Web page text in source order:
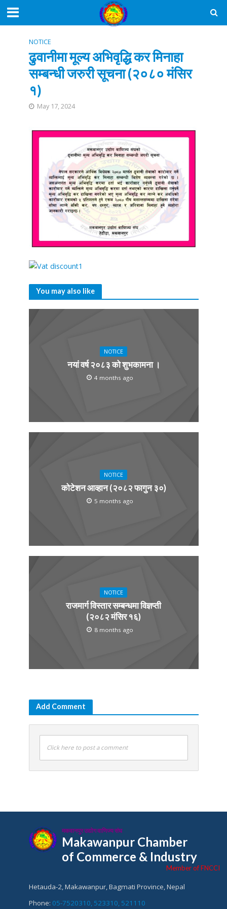
NOTICE
ढुवानीमा मूल्य अभिवृद्धि कर मिनाहा
सम्बन्धी जरुरी सूचना (२०८० मंसिर
१)
May 17, 2024
You may also like
NOTICE
नयां वर्ष २०८३ को शुभकामना ।
4 months ago
NOTICE
कोटेशन आव्हान (२०८२ फागुन ३०)
5 months ago
NOTICE
राजमार्ग विस्तार सम्बन्धमा विज्ञप्ती
(२०८२ मंसिर १६)
8 months ago
Add Comment
Click here to post a comment
मकवानपुर उद्योग वाणिज्य संघ
Makawanpur Chamber
of Commerce & Industry
Member of FNCCI
Hetauda-2, Makawanpur, Bagmati Province, Nepal
Phone: 05-7520310, 523310, 521110